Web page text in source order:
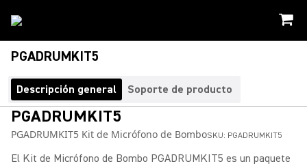
PGADRUMKIT5
Descripción general Soporte de producto
PGADRUMKIT5
PGADRUMKIT5 Kit de Micrófono de BomboSKU: PGADRUMKIT5
El Kit de Micrófono de Bombo PGADRUMKIT5 es un paquete